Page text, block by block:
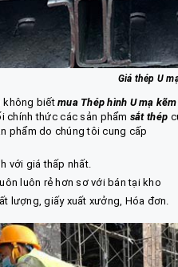
Giá thép U
không biết mua Thép hình U mạ kẽm
chính thức các sản phẩm sắt thép
phẩm do chúng tôi cung cấp
với giá thấp nhất.
luôn rẻ hơn sơ với bán tại kho
lượng, giấy xuất xưởng, Hóa đơn.